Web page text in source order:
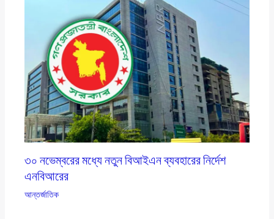
৩০ নভেম্বরের মধ্যে নতুন বিআইএন ব্যবহারের নির্দেশ
এনবিআরের
আন্তর্জাতিক